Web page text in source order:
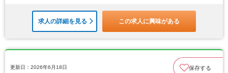
求人の詳細を見る この求人に興味がある
更新日：2026年6月18日 保存する